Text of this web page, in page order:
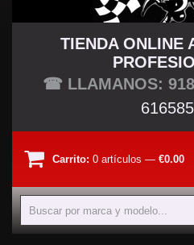
TU
TIENDA ONLINE
☎ LLAMANOS:
Carrito: 0 artículos — €0.00